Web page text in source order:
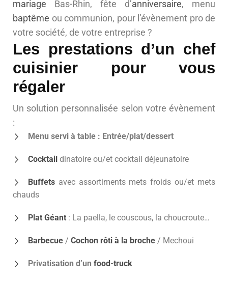
mariage Bas-Rhin, fête d’anniversaire, menu
baptême ou communion, pour l’évènement pro de
votre société, de votre entreprise ?
Les prestations d’un chef
cuisinier pour vous
régaler
Un solution personnalisée selon votre évènement
:
Menu servi à table : Entrée/plat/dessert
Cocktail dinatoire ou/et cocktail déjeunatoire
Buffets avec assortiments mets froids ou/et mets
chauds
Plat Géant : La paella, le couscous, la choucroute…
Barbecue / Cochon rôti à la broche / Mechoui
Privatisation d’un food-truck